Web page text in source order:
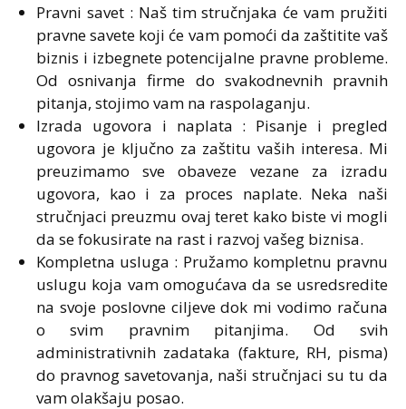
Pravni savet : Naš tim stručnjaka će vam pružiti
pravne savete koji će vam pomoći da zaštitite vaš
biznis i izbegnete potencijalne pravne probleme.
Od osnivanja firme do svakodnevnih pravnih
pitanja, stojimo vam na raspolaganju.
Izrada ugovora i naplata : Pisanje i pregled
ugovora je ključno za zaštitu vaših interesa. Mi
preuzimamo sve obaveze vezane za izradu
ugovora, kao i za proces naplate. Neka naši
stručnjaci preuzmu ovaj teret kako biste vi mogli
da se fokusirate na rast i razvoj vašeg biznisa.
Kompletna usluga : Pružamo kompletnu pravnu
uslugu koja vam omogućava da se usredsredite
na svoje poslovne ciljeve dok mi vodimo računa
o svim pravnim pitanjima. Od svih
administrativnih zadataka (fakture, RH, pisma)
do pravnog savetovanja, naši stručnjaci su tu da
vam olakšaju posao.